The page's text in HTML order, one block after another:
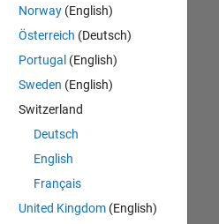
Norway(English)
Österreich (Deutsch)
Portugal (English)
Sweden (English)
Switzerland
Deutsch
English
Français
United Kingdom(English)